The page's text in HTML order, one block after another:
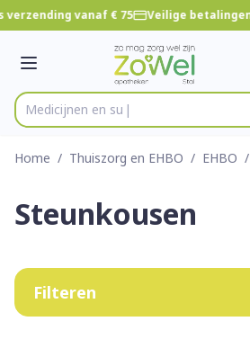
Ga naar de inhoud
1 van 1vanaf € 75 Veilige betalingen
Menu
Product, merk, categorie...
Home / Thuiszorg en EHBO / EHBO /
Steunkousen
Filteren